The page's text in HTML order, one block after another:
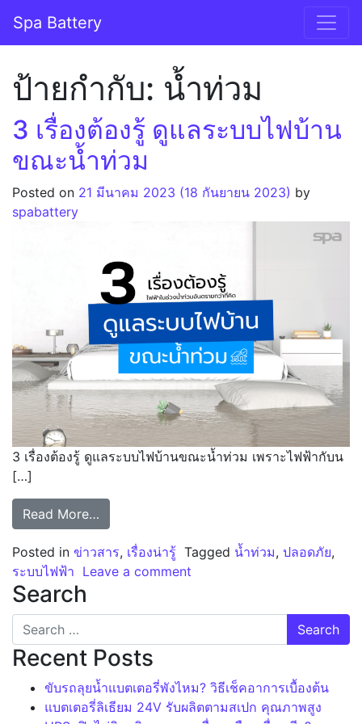
Main Navigation
Spa Battery
ป้ายกำกับ: น้ำท่วม
3 เรื่องต้องรู้ ดูแลระบบไฟบ้าน
ขณะน้ำท่วม
Posted on 21 มีนาคม 2023 (18 กันยายน 2023) by
spabattery
3 เรื่องต้องรู้ ดูแลระบบไฟบ้านขณะน้ำท่วม เพราะไฟฟ้ากับน
[…]
Read More…
Posted in ข่าวสาร, เรื่องน่ารู้ Tagged น้ำท่วม, ปลอดภัย,
ระบบไฟฟ้า Leave a comment
Search
Search for:
Recent Posts
ขับรถลุยน้ำแบตเตอรี่พังไหม? วิธีเช็คอาการเบื้องต้น
แบตเตอรี่ลิเธียม 24V รับผลิตตามสเปก คุณภาพสูง